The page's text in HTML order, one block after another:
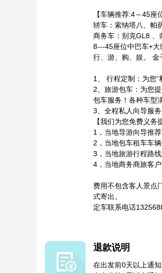
【车辆推荐:4～45座
轿车：索纳塔八、帕
商务车：别克GL8 、
8---45座位中巴车+大
行、游、购、娱。 金
1、 行程定制：为您“
2、旅游包车：为您
包车服务！各种车型
3、全程私人向导服
【我们为您免费义务
1，当地导游向导推荐
2，当地包车租车车
3，当地旅游行程路
4，当地商务商旅客
费用不包含客人景点
式寄出。
定车联系电话
退款说明
在出发前0天以上通